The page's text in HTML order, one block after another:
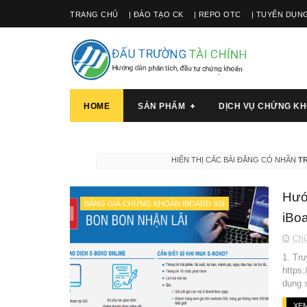
TRANG CHỦ | ĐÀO TẠO CK | REPO OTC | TUYỂN
HOME SẢN PHẨM DỊCH VỤ CHỨNG
HIỂN THỊ CÁC BÀI ĐĂNG CÓ NHÃN
BẢNG GIÁ CHỨNG KHOÁN IBOARD SSI
1.
dụng